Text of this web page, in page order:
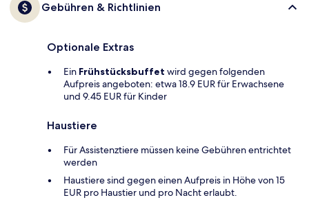
Gebühren & Richtlinien
Optionale Extras
Ein Frühstücksbuffet wird gegen folgenden
Aufpreis angeboten: etwa 18.9 EUR für Erwachsene
und 9.45 EUR für Kinder
Haustiere
Für Assistenztiere müssen keine Gebühren entrichtet
werden
Haustiere sind gegen einen Aufpreis in Höhe von 15
EUR pro Haustier und pro Nacht erlaubt.